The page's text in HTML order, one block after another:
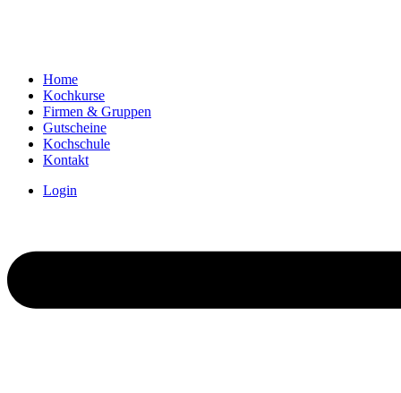
Home
Kochkurse
Firmen & Gruppen
Gutscheine
Kochschule
Kontakt
Login